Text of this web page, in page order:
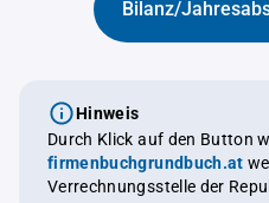
Bilanz/
Hinweis
Durch Klick auf den Button
firmenbuchgrundbuch.at weitergeleitet, eine offizielle
Verrechnungsstelle der